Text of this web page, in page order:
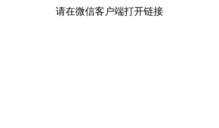
请在微信客户端打开链接